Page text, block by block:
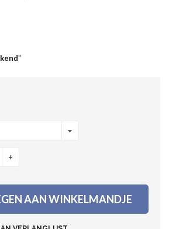
"
+
AAN WINKELMANDJE